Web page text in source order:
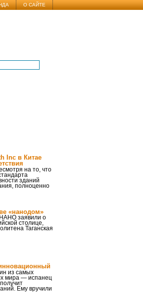
О САЙТЕ
Inc в Китае
на то, что
зданий
полноценно
«нанодом»
заявили о
столице,
Таганская
из самых
мира — испанец
Ему вручили